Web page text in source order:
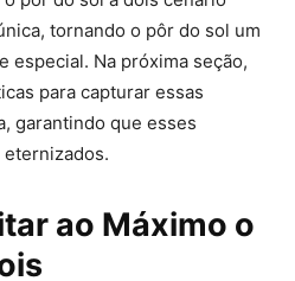
tornando o pôr do sol um
especial. Na próxima seção,
para capturar essas
garantindo que esses
ao Máximo o